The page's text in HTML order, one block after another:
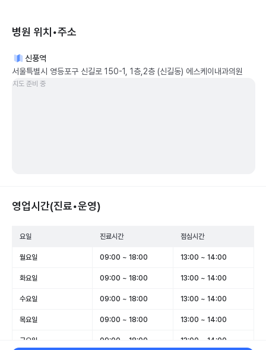
병원 위치•주소
신풍역
서울특별시 영등포구 신길로 150-1, 1층,2층 (신길동) 에스케이내과의원
지도 준비 중
영업시간(진료•운영)
요일 진료시간 점심시간
월요일 09:00 ~ 18:00 13:00 ~ 14:00
화요일 09:00 ~ 18:00 13:00 ~ 14:00
수요일 09:00 ~ 18:00 13:00 ~ 14:00
목요일 09:00 ~ 18:00 13:00 ~ 14:00
금요일 09:00 ~ 18:00 13:00 ~ 14:00